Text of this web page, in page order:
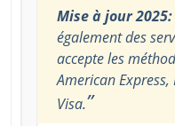
Mise à jour 2025:
également des
accepte les
American
Visa.”